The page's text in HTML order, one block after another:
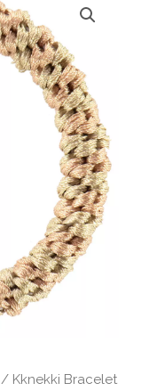
/ Kknekki Bracelet